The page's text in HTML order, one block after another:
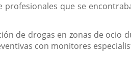
que se
de drogas en zonas de ocio
con monitores